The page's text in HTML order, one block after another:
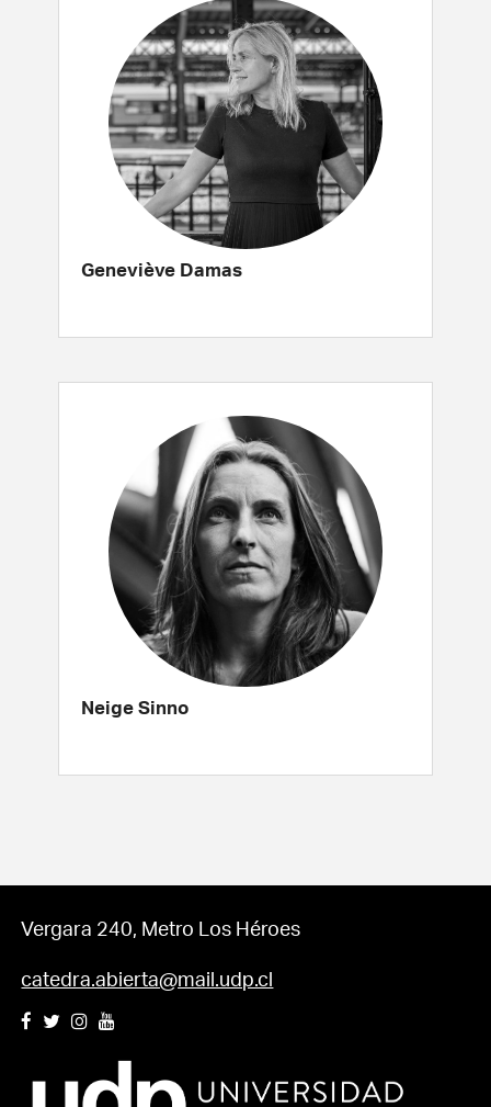
Geneviève Damas
Neige Sinno
Vergara 240, Metro Los Héroes
catedra.abierta@mail.udp.cl